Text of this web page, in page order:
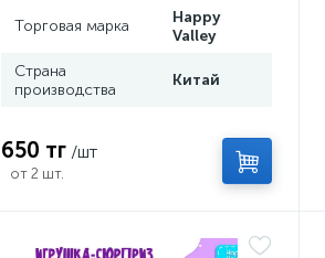
Торговая марка
Happy
Valley
Страна
производства
Китай
650 тг /шт
от 2 шт.